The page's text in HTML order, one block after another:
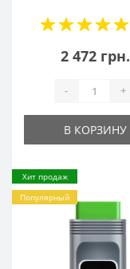
2 472 грн.
- +
В КОРЗИНУ
Хит продаж
Популярный